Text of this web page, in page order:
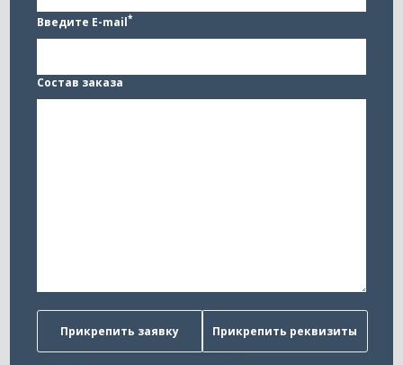
Введите E-mail*
Состав заказа
Прикрепить заявку Прикрепить реквизиты